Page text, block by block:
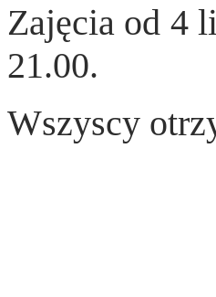
Zajęcia od 4
21.00.
Wszyscy